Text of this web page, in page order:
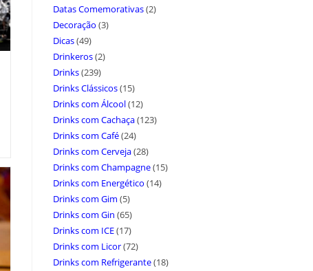
Datas Comemorativas(2)
Decoração (3)
Dicas(49)
Drinkeros(2)
Drinks(239)
Drinks Clássicos(15)
Drinks com Álcool(12)
Drinks com Cachaça(123)
Drinks com Café(24)
Drinks com Cerveja(28)
Drinks com Champagne(15)
Drinks com Energético (14)
Drinks com Gim (5)
Drinks com Gin (65)
Drinks com ICE(17)
Drinks com Licor(72)
Drinks com Refrigerante(18)